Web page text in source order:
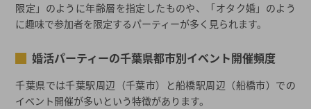
限定」のように年齢層を指定したものや、「オタク婚」のよう
に趣味で参加者を限定するパーティーが多く見られます。
婚活パーティーの千葉県都市別イベント開催頻度
千葉県では千葉駅周辺（千葉市）と船橋駅周辺（船橋市）での
イベント開催が多いという特徴があります。